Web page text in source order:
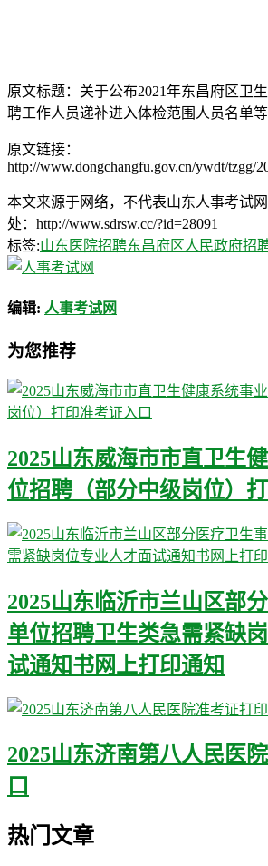
原文标题：关于公布2021年东昌府区卫
聘工作人员递补进入体检范围人员名单
原文链接：
http://www.dongchangfu.gov.cn/ywdt/tzgg/
本文来源于网络，不代表山东人事考试
处：http://www.sdrsw.cc/?id=28091
标签:山东医院招聘东昌府区人民政府招
编辑: 人事考试网
为您推荐
2025山东威海市市直卫生
位招聘（部分中级岗位）
2025山东临沂市兰山区部
单位招聘卫生类急需紧缺
试通知书网上打印通知
2025山东济南第八人民医
口
热门文章